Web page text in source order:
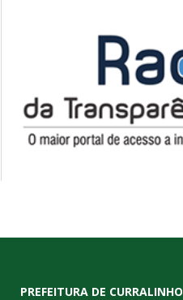
PREFEITURA DE CURRALINHO